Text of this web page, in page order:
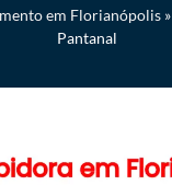
em Florianópolis»
Pantanal